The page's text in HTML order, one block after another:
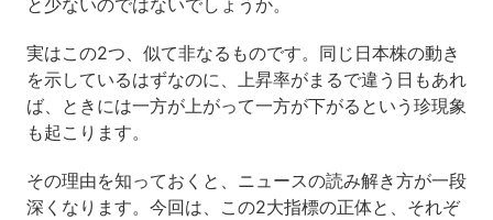
実はこの2つ、似て非なるものです。同じ日本株の動き
を示しているはずなのに、上昇率がまるで違う日もあれ
ば、ときには一方が上がって一方が下がるという珍現象
も起こります。
その理由を知っておくと、ニュースの読み解き方が一段
深くなります。今回は、この2大指標の正体と、それぞ